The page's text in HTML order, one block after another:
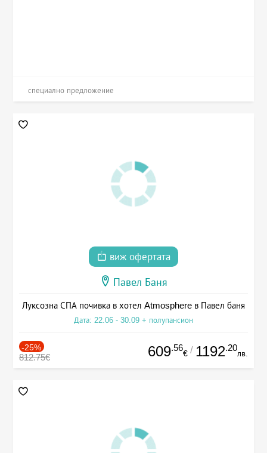
специално предложение
виж офертата
Павел Баня
Луксозна СПА почивка в хотел Atmosphere в Павел баня
Дата: 22.06 - 30.09 + полупансион
-25%
812.75€ 609.56
€ / 1192.20
лв.